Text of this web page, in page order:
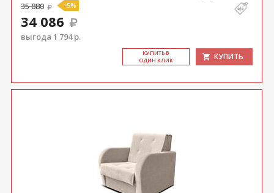
35 880 -5%
34 086
выгода 1 794 р.
КУ­ПИТЬ В
ОДИН КЛИК
КУПИТЬ